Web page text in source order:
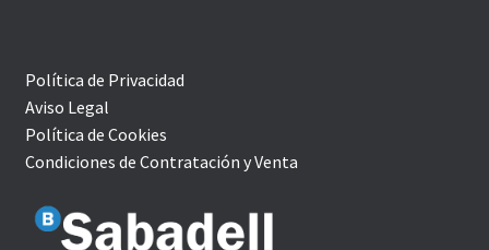
Política de Privacidad
Aviso Legal
Política de Cookies
Condiciones de Contratación y Venta